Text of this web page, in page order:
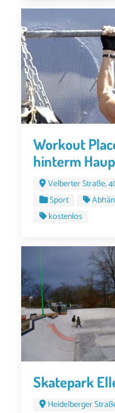
Workout
hinterm
Velberter Straße,
Sport
kostenlos
Skatepark
Heidelberger